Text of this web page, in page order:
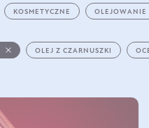
KOSMETYCZNE OLEJOWANIE
OLEJ Z CZARNUSZKI